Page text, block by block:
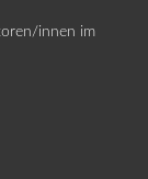
innen im